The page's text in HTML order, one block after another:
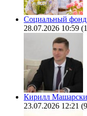
Социальный фонд
28.07.2026 10:59
Кирилл
23.07.2026 12:21